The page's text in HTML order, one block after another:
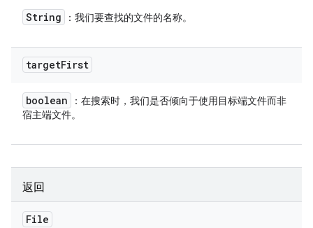
String ：我们要查找的文件的名称。
targetFirst
boolean
：在搜索时，我们是否倾向于使用目标端文件而非
宿主端文件。
返回
File